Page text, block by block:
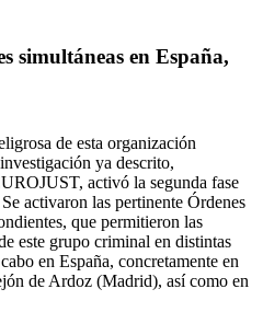
simultáneas en España,
de esta organización
ya descrito,
activó la segunda fase
activaron las pertinente Órdenes
que permitieron las
este grupo criminal en distintas
en España, concretamente en
de Ardoz (Madrid), así como en